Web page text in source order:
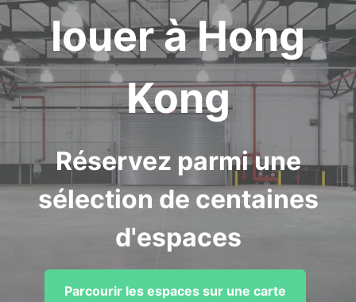
louer à Hong
Kong
Réservez parmi une
sélection de centaines
d'espaces
Parcourir les espaces sur une carte